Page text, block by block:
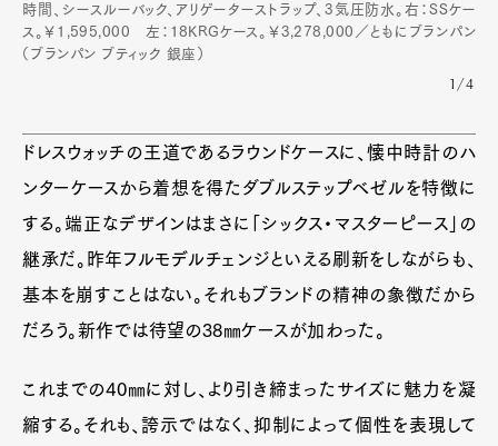
時間、シースルーバック、アリゲーターストラップ、3気圧防水。右：SSケー
ス。￥1,595,000 左：18KRGケース。￥3,278,000／ともにブランパン
（ブランパン ブティック 銀座）
1/4
ドレスウォッチの王道であるラウンドケースに、懐中時計のハ
ンターケースから着想を得たダブルステップベゼルを特徴に
する。端正なデザインはまさに「シックス・マスターピース」の
継承だ。昨年フルモデルチェンジといえる刷新をしながらも、
基本を崩すことはない。それもブランドの精神の象徴だから
だろう。新作では待望の38㎜ケースが加わった。
これまでの40㎜に対し、より引き締まったサイズに魅力を凝
縮する。それも、誇示ではなく、抑制によって個性を表現して